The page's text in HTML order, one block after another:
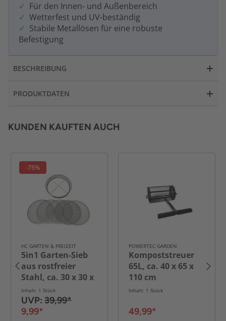
Für den Innen- und Außenbereich
Wetterfest und UV-beständig
Stabile Metallösen für eine robuste
Befestigung
BESCHREIBUNG
PRODUKTDATEN
KUNDEN KAUFTEN AUCH
-75%
HC GARTEN & FREIZEIT
5in1 Garten-Sieb
aus rostfreier
Stahl, ca. 30 x 30 x
6,5 cm
Inhalt: 1 Stück
UVP: 39,99*
9,99*
POWERTEC GARDEN
Kompoststreuer
65L, ca. 40 x 65 x
110 cm
Inhalt: 1 Stück
49,99*